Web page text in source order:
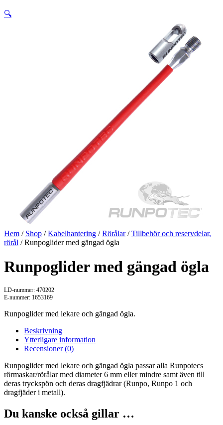
🔍
Hem / Shop /Kabelhantering /Rörålar/Tillbehör och reservdelar,
rörål / Runpoglider med gängad ögla
Runpoglider med gängad ögla
LD-nummer: 470202
E-nummer: 1653169
Runpoglider med lekare och gängad ögla.
Beskrivning
Ytterligare information
Recensioner (0)
Runpoglider med lekare och gängad ögla passar alla Runpotecs
rörmaskar/rörålar med diameter 6 mm eller mindre samt även till
deras tryckspön och deras dragfjädrar (Runpo, Runpo 1 och
dragfjäder i metall).
Du kanske också gillar …